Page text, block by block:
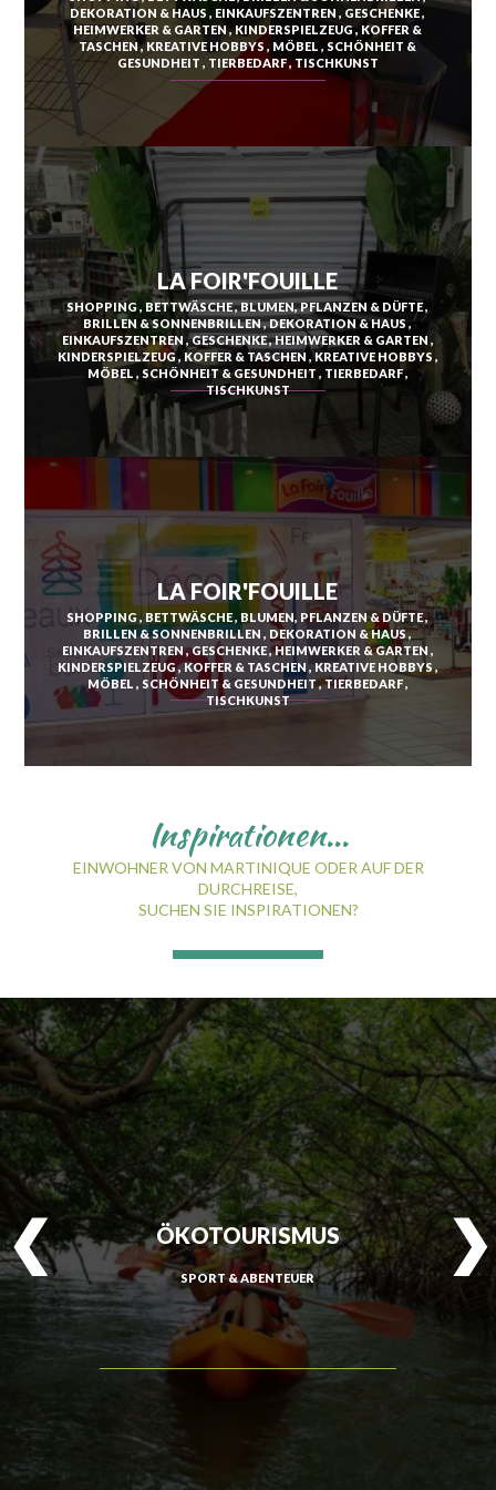
DUCOS
FONDS-SAINT-DENIS
FORT-DE-FRANCE
LE FRANÇOIS
GRAND'RIVIÈRE
GROS-MORNE
LE LAMENTIN
LE LORRAIN
LE MARIGOT
LE MORNE-VERT
RIVIÈRE-PILOTE
RIVIÈRE-SALÉE
LE ROBERT
SAINTE-ANNE
SAINTE-LUCE
SAINTE-MARIE
SAINT-ESPRIT
SAINT-JOSEPH
SAINT-PIERRE
SCHŒLCHER
DEKORATION & HAUS EINKAUFSZENTREN GESCHENKE
HEIMWERKER & GARTEN KINDERSPIELZEUG KOFFER &
TASCHEN KREATIVE HOBBYS MÖBEL SCHÖNHEIT &
GESUNDHEIT
TIERBEDARF TISCHKUNST
LA FOIR'FOUILLE
SHOPPING BETTWÄSCHE BLUMEN, PFLANZEN & DÜFTE
BRILLEN & SONNENBRILLEN DEKORATION & HAUS
EINKAUFSZENTREN
GESCHENKE HEIMWERKER & GARTEN
KINDERSPIELZEUG KOFFER & TASCHEN
KREATIVE HOBBYS
MÖBEL
SCHÖNHEIT & GESUNDHEIT
TIERBEDARF
TISCHKUNST
LA FOIR'FOUILLE
SHOPPING BETTWÄSCHE
BLUMEN, PFLANZEN & DÜFTE
BRILLEN & SONNENBRILLEN
DEKORATION & HAUS
EINKAUFSZENTREN GESCHENKE HEIMWERKER & GARTEN
KINDERSPIELZEUG KOFFER & TASCHEN
KREATIVE HOBBYS
MÖBEL
SCHÖNHEIT & GESUNDHEIT TIERBEDARF
TISCHKUNST
Inspirationen...
EINWOHNER VON MARTINIQUE ODER AUF DER
DURCHREISE,
SUCHEN SIE INSPIRATIONEN?
ÖKOTOURISMUS
SPORT & ABENTEUER